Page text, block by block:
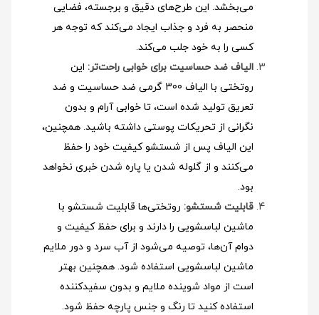
می‌بخشد. این طرح‌های دقیق و برجسته، فضایی
منحصر به فرد و جذاب ایجاد می‌کند که توجه هر
کسی را به خود جلب می‌کند.
الیاف ضد حساسیت برای خوابی راحت‌تر: این
روتختی با الیاف 300 گرمی ضد حساسیت و ضد
تعریق تولید شده است، تا خوابی آرام و بدون
نگرانی از تحریکات پوستی داشته باشید. همچنین،
این الیاف پس از شستشو کیفیت خود را حفظ
می‌کنند و از گلوله شدن یا پاره شدن خبری نخواهد
بود.
قابلیت شستشو: روتختی‌ها قابلیت شستشو با
ماشین لباسشویی را دارند و برای حفظ کیفیت و
دوام آن‌ها، توصیه می‌شود از آب سرد و دور ملایم
ماشین لباسشویی استفاده شود. همچنین بهتر
است از مواد شوینده ملایم و بدون سفیدکننده
استفاده کنید تا رنگ و جنس پارچه حفظ شود.